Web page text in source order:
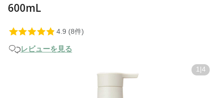
600mL
レビューを見る
1 4